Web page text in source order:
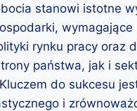
stanowi istotne
wymagające
rynku pracy oraz
państwa, jak i
do sukcesu
i